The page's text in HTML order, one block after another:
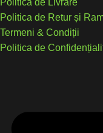
Politica de Retur și
Termeni & Condiții
Politica de